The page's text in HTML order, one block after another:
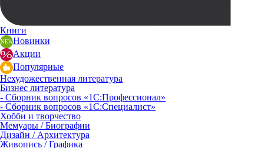
Книги
Новинки
Акции
Популярные
Нехудожественная литература
Бизнес литература
- Сборник вопросов «1С:Профессионал»
- Сборник вопросов «1С:Специалист»
Хобби и творчество
Мемуары / Биографии
Дизайн / Архитектура
Живопись / Графика